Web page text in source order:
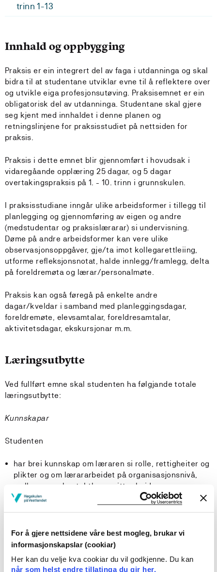
For å gjere nettsidene våre best mogleg, brukar vi
informasjonskapslar (cookiar)
Her kan du velje kva cookiar du vil godkjenne. Du kan
når som helst endre tillatinga du gir her.
trinn 1-13
Innhald og oppbygging
Praksis er ein integrert del av faga i utdanninga og skal
bidra til at studentane utviklar evne til å reflektere over
og utvikle eiga profesjonsutøving. Praksisemnet er ein
obligatorisk del av utdanninga. Studentane skal gjere
seg kjent med innhaldet i denne planen og
retningslinjene for praksisstudiet på nettsiden for
praksis.
Praksis i dette emnet blir gjennomført i hovudsak i
vidaregåande opplæring 25 dagar, og 5 dagar
overtakingspraksis på 1. - 10. trinn i grunnskulen.
I praksisstudiane inngår ulike arbeidsformer i tillegg til
planlegging og gjennomføring av eigen og andre
(medstudentar og praksislærarar) si undervisning.
Døme på andre arbeidsformer kan vere ulike
observasjonsoppgåver, gje/ta imot kollegarettleiing,
utforme refleksjonsnotat, halde innlegg/framlegg, delta
på foreldremøta og lærar/personalmøte.
Praksis kan også føregå på enkelte andre
dagar/kveldar i samband med planleggingsdagar,
foreldremøte, elevsamtalar, foreldresamtalar,
aktivitetsdagar, ekskursjonar m.m.
Læringsutbytte
Ved fullført emne skal studenten ha følgjande totale
læringsutbytte:
Kunnskapar
Studenten
har brei kunnskap om læraren si rolle, rettigheiter og
plikter og om lærararbeidet på organisasjonsnivå,
mellom anna kontaktlærar sitt arbeid og ansvar
har brei kunnskap om skulen som organisasjon og
samfunnsinstitusjon og lokale og nasjonale
har brei kunnskap om forskings- og utviklingsarbeid i
skulen
Ferdigheiter